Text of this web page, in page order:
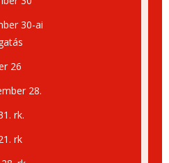
30-ai
26
28.
rk.
rk